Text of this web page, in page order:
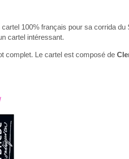
100% français pour sa corrida du
cartel intéressant.
complet. Le cartel est composé de